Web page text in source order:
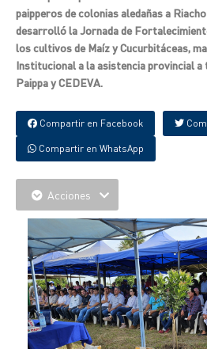
paipperos de colonias aledañas a
desarrolló la Jornada de
los cultivos de Maíz y Cucurbitáceas,
Institucional a la asistencia provincial
Paippa y CEDEVA.
Compartir en Facebook
Compartir en WhatsApp
Acciones